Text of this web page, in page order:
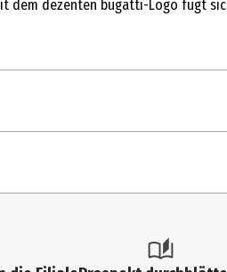
dem dezenten bugatti-Logo fügt
Geschirrtücher
100% Baumwolle